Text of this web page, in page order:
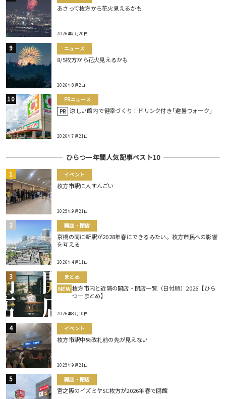
あさって枚方から花火見えるかも
2026年7月20日
ニュース
8/5枚方から花火見えるかも
2026年8月2日
PRニュース
PR 涼しい館内で健幸づくり！ドリンク付き｢避暑ウォーク｣
2026年7月21日
ひらつー年間人気記事ベスト10
イベント
枚方市駅に人すんごい
2025年9月21日
開店・閉店
京橋の南に新駅が2028年春にできるみたい。枚方市民への影響
を考える
2026年4月11日
まとめ
NEW 枚方市内と近隣の開店・閉店一覧（日付順）2026【ひら
つーまとめ】
2026年8月10日
イベント
枚方市駅中央改札前の先が見えない
2025年9月21日
開店・閉店
宮之阪のイズミヤSC枚方が2026年春で閉館